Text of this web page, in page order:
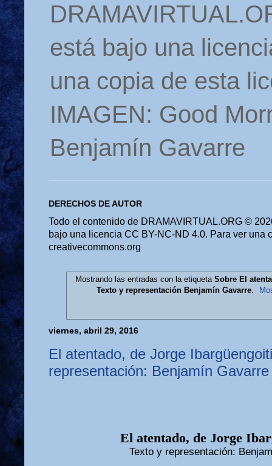
está bajo una
una copia de esta
IMAGEN: Good
Benjamín Gavarre
DERECHOS DE AUTOR
Todo el contenido de DRAMAVIRTUAL.ORG ©
bajo una licencia CC BY-NC-ND 4.0. Para ver una
creativecommons.org
Mostrando las entradas con la etiquetaSobre El
Texto y representación Benjamín Gavarre.
viernes, abril 29, 2016
El atentado, de Jorge
representación: Benjamín Gavarre
El atentado, de Jorge
Texto y representación: